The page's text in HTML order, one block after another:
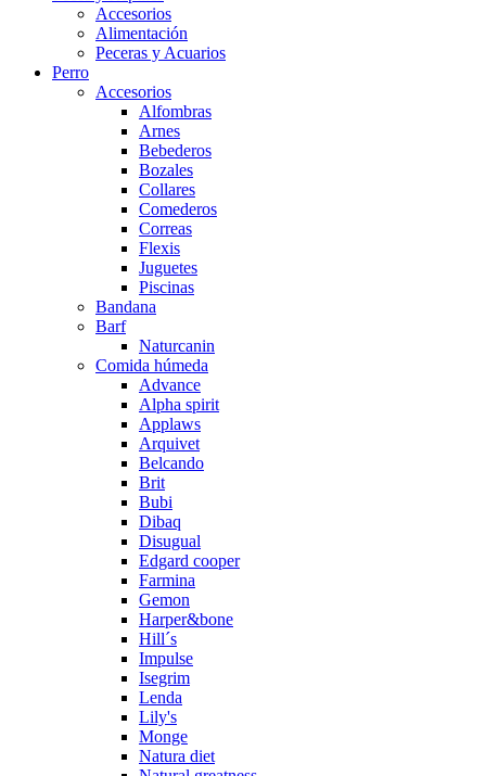
Accesorios
Alimentación
Peceras y Acuarios
Perro
Accesorios
Alfombras
Arnes
Bebederos
Bozales
Collares
Comederos
Correas
Flexis
Juguetes
Piscinas
Bandana
Barf
Naturcanin
Comida húmeda
Advance
Alpha spirit
Applaws
Arquivet
Belcando
Brit
Bubi
Dibaq
Disugual
Edgard cooper
Farmina
Gemon
Harper&bone
Hill´s
Impulse
Isegrim
Lenda
Lily's
Monge
Natura diet